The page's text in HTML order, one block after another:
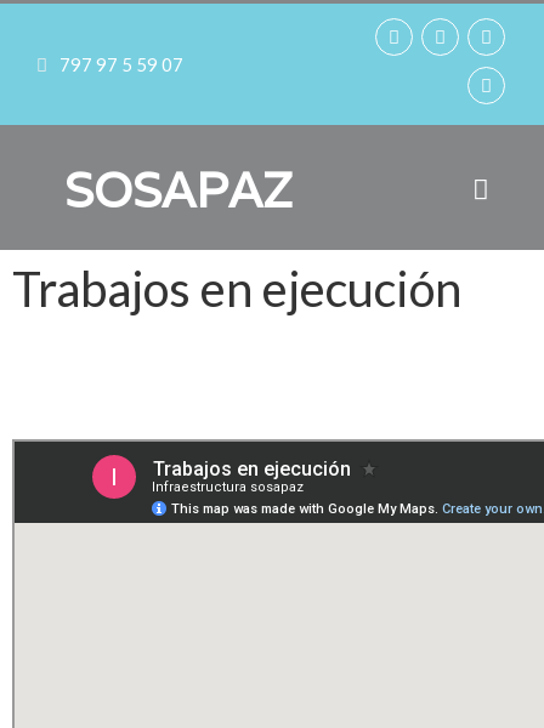
797 97 5 59 07
SOSAPAZ
Trabajos en ejecución